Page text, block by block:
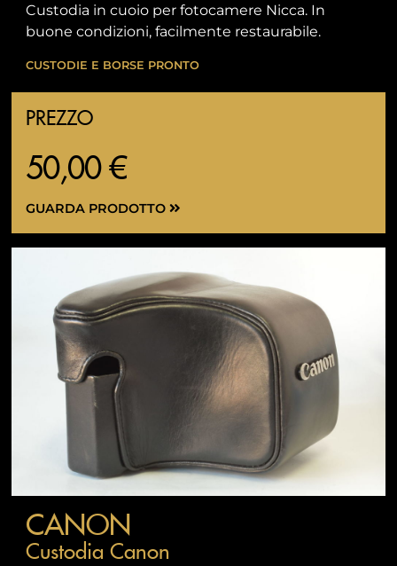
Custodia in cuoio per fotocamere Nicca. In
buone condizioni, facilmente restaurabile.
CUSTODIE E BORSE PRONTO
PREZZO
50,00 €
GUARDA PRODOTTO
CANON
Custodia Canon